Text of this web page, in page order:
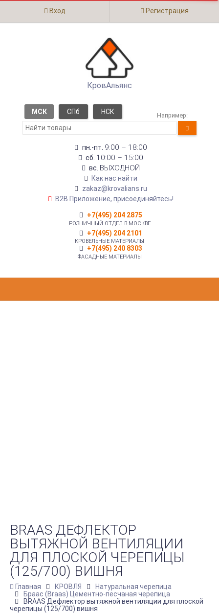
Вход Регистрация
КровАльянс
МСК СПб НСК Например:
пн.-пт. 9:00 – 18:00
сб. 10:00 – 15:00
вс. ВЫХОДНОЙ
Как нас найти
zakaz@krovalians.ru
B2B Приложение, присоединяйтесь!
+7(495) 204 2875
РОЗНИЧНЫЙ ОТДЕЛ В МОСКВЕ
+7(495) 204 2101
КРОВЕЛЬНЫЕ МАТЕРИАЛЫ
+7(495) 240 8303
ФАСАДНЫЕ МАТЕРИАЛЫ
BRAAS ДЕФЛЕКТОР
ВЫТЯЖНОЙ ВЕНТИЛЯЦИИ
ДЛЯ ПЛОСКОЙ ЧЕРЕПИЦЫ
(125/700) ВИШНЯ
Главная КРОВЛЯ
Натуральная черепица
Браас (Braas) Цементно-песчаная черепица
BRAAS Дефлектор вытяжной вентиляции для плоской
черепицы (125/700) вишня